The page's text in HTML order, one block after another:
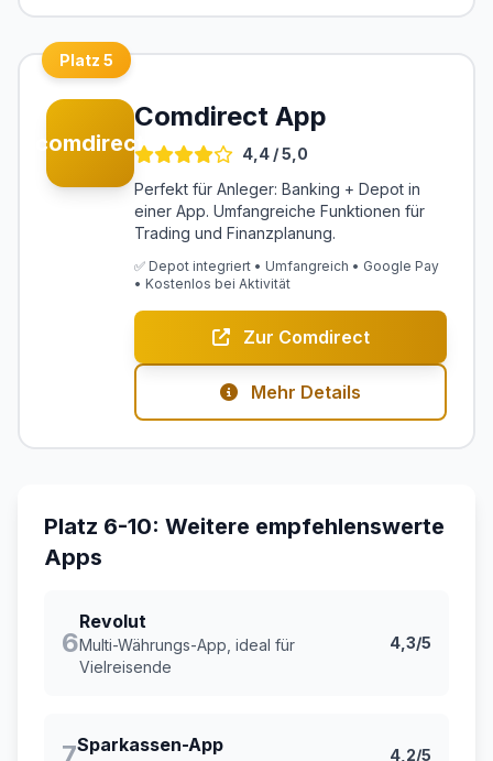
Platz 5
comdirect
Comdirect App
4,4 / 5,0
Perfekt für Anleger: Banking + Depot in
einer App. Umfangreiche Funktionen für
Trading und Finanzplanung.
✅ Depot integriert • Umfangreich • Google Pay
• Kostenlos bei Aktivität
Zur Comdirect
Mehr Details
Platz 6-10: Weitere empfehlenswerte
Apps
6
Revolut
Multi-Währungs-App, ideal für
Vielreisende
4,3/5
Sparkassen-App 4,2/5